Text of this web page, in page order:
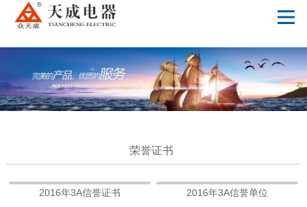
MK体育(国际)官方网站
荣誉证书
2016年3A信誉证书 2016年3A信誉单位